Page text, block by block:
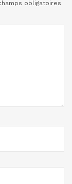
obligatoires